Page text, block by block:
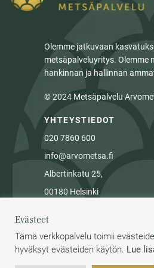
Olemme jatkuvaan
metsäpalveluyritys. Olemme
hankinnan ja hallinnan
© 2024 Metsäpalvelu
YHTEYSTIEDOT
020 7860 600
info@arvometsa.fi
Albertinkatu 25,
00180 Helsinki
Tietosuojalauseke
Evästeet
Tämä verkkopalvelu toimii
hyväksyt evästeiden käytön. Lue